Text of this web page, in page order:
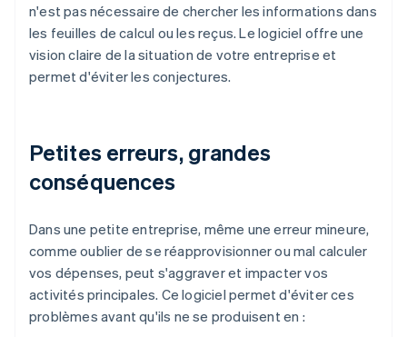
n'est pas nécessaire de chercher les informations dans
les feuilles de calcul ou les reçus. Le logiciel offre une
vision claire de la situation de votre entreprise et
permet d'éviter les conjectures.
Petites erreurs, grandes
conséquences
Dans une petite entreprise, même une erreur mineure,
comme oublier de se réapprovisionner ou mal calculer
vos dépenses, peut s'aggraver et impacter vos
activités principales. Ce logiciel permet d'éviter ces
problèmes avant qu'ils ne se produisent en :